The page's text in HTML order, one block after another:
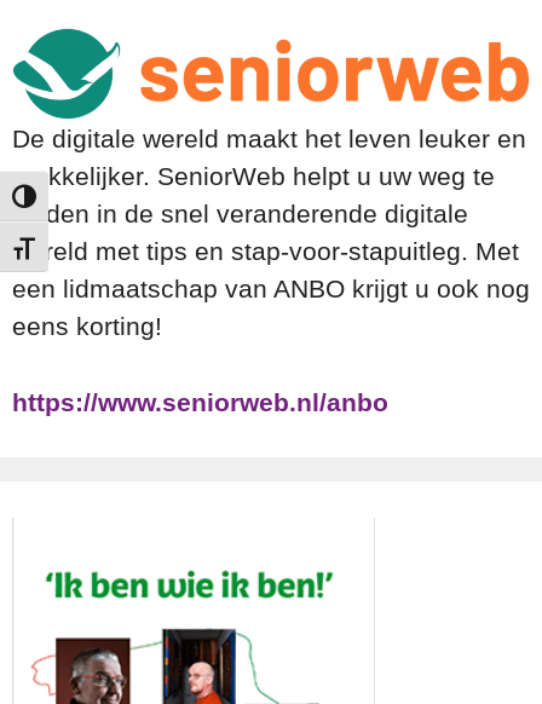
Keuze voor hoog contrast
Kies grootte van het lettertype
De digitale wereld maakt het leven leuker en
makkelijker. SeniorWeb helpt u uw weg te
vinden in de snel veranderende digitale
wereld met tips en stap-voor-stapuitleg. Met
een lidmaatschap van ANBO krijgt u ook nog
eens korting!
https://www.seniorweb.nl/anbo